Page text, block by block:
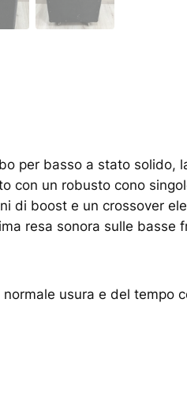
per basso a stato solido,
con un robusto cono
di boost e un crossover
resa sonora sulle basse
usura e del tempo